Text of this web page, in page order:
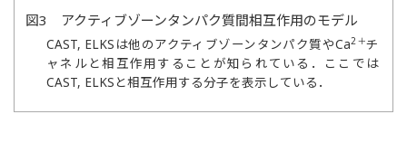
図3 アクティブゾーンタンパク質間相互作用のモデル
CAST, ELKSは他のアクティブゾーンタンパク質やCa2＋チ
ャネルと相互作用することが知られている．ここでは
CAST, ELKSと相互作用する分子を表示している．